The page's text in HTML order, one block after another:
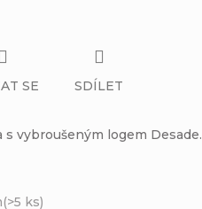
(>5 ks)
s vybroušeným logem Desade.
SE SDÍLET